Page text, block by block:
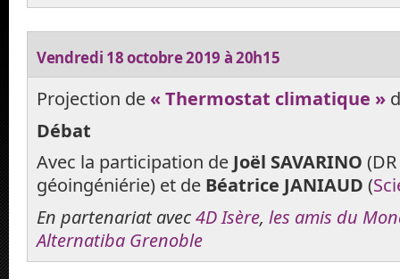
Vendredi 18 octobre 2019 à 20h15
Projection de « Thermostat climatique »
Débat
Avec la participation de Joël SAVARINO
géoingéniérie) et de Béatrice JANIAUD (
En partenariat avec4D Isère, les amis du
Alternatiba Grenoble